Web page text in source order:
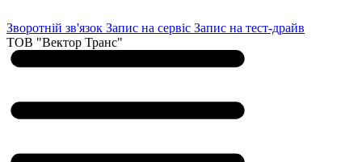
Зворотній зв'язок Запис на сервіс Запис на тест-драйв
ТОВ "Вектор Транс"